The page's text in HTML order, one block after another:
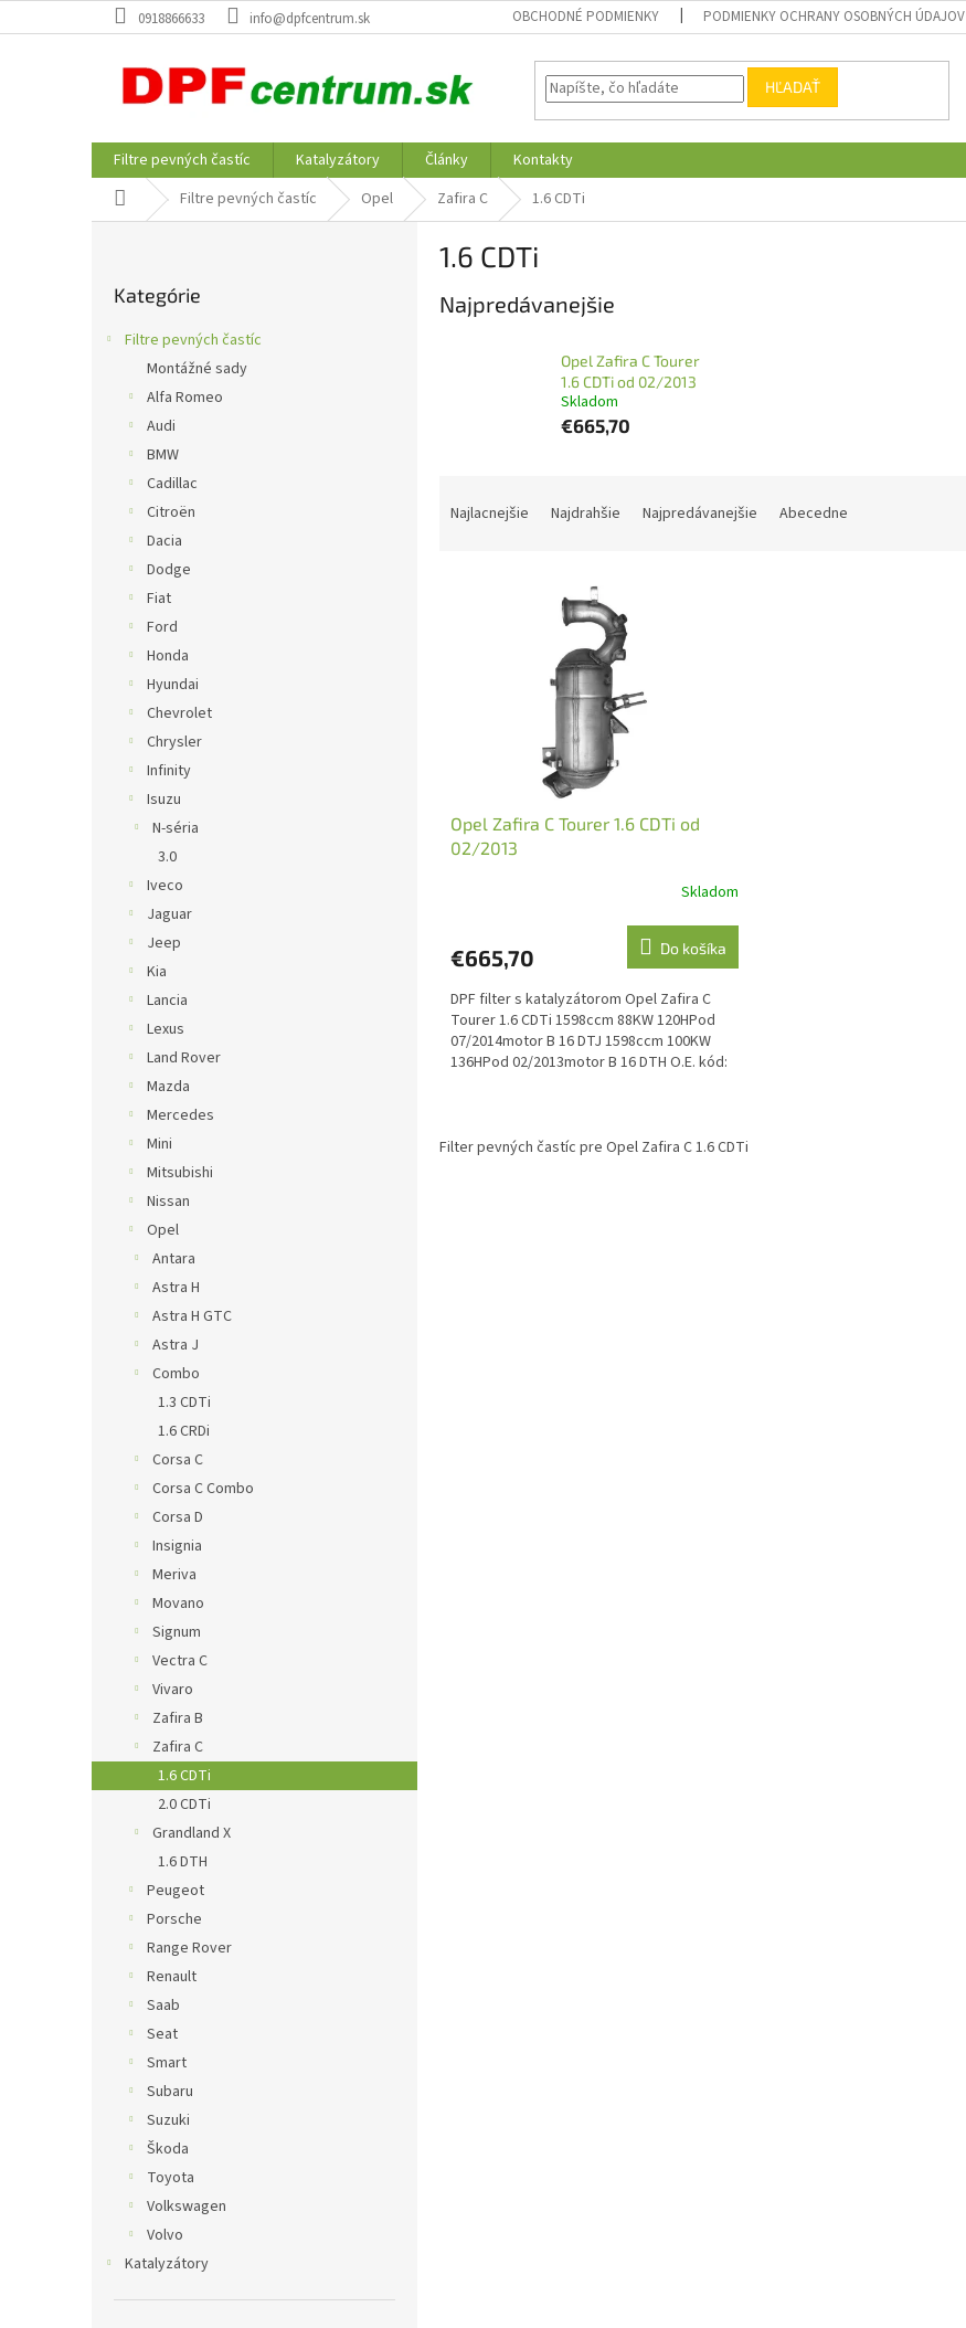
na
0918866633 info@dpfcentrum.sk OBCHODNÉ PODMIENKY PODMIENKY OCHRANY OSOBNÝCH ÚDAJOV
HĽADAŤ
Filtre pevných častíc Katalyzátory Články
Kontakty
DomovFiltre pevných častíc Opel Zafira C 1.6 CDTi
kategórie
Kategórie
Filtre pevných častíc
Montážné sady
Alfa Romeo
Audi
BMW
Cadillac
Citroën
Dacia
Dodge
Fiat
Ford
Honda
Hyundai
Chevrolet
Chrysler
Infinity
Isuzu
N-séria
3.0
Iveco
Jaguar
Jeep
Kia
Lancia
Lexus
Land Rover
Mazda
Mercedes
Mini
Mitsubishi
Nissan
Opel
Antara
Astra H
Astra H GTC
Astra J
Combo
1.3 CDTi
1.6 CRDi
Corsa C
Corsa C Combo
Corsa D
Insignia
Meriva
Movano
Signum
Vectra C
Vivaro
Zafira B
Zafira C
1.6 CDTi
2.0 CDTi
Grandland X
1.6 DTH
Peugeot
Porsche
Range Rover
Renault
Saab
Seat
Smart
Subaru
Suzuki
Škoda
Toyota
Volkswagen
Volvo
Katalyzátory
1.6 CDTi
Najpredávanejšie
Opel Zafira C Tourer
1.6 CDTi od 02/2013
Skladom
€665,70
Najlacnejšie Najdrahšie Najpredávanejšie Abecedne
Opel Zafira C Tourer 1.6 CDTi od
02/2013
Skladom
€665,70 Do košíka
DPF filter s katalyzátorom Opel Zafira C
Tourer 1.6 CDTi 1598ccm 88KW 120HPod
07/2014motor B 16 DTJ 1598ccm 100KW
136HPod 02/2013motor B 16 DTH O.E. kód:
Filter pevných častíc pre Opel Zafira C 1.6 CDTi